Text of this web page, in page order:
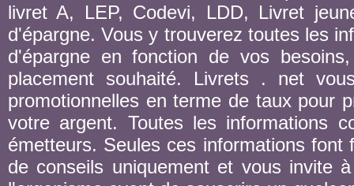
livret A, LEP, Codevi, LDD, Livret
d'épargne. Vous y trouverez toutes les
d'épargne en fonction de vos
placement souhaité. Livrets . net
promotionnelles en terme de taux pour
votre argent. Toutes les informations
émetteurs. Seules ces informations
de conseils uniquement et vous invite